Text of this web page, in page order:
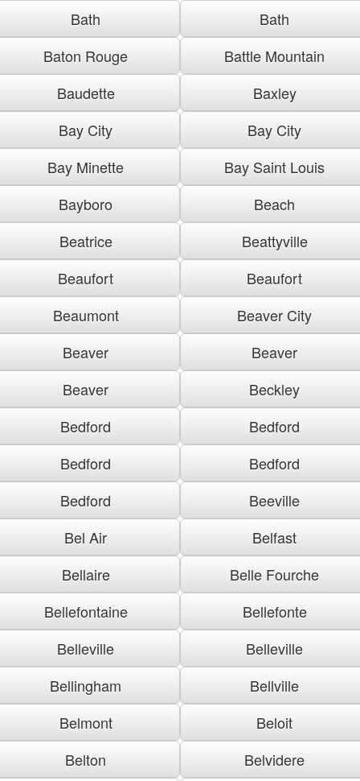
Bath
Bath
Baton Rouge
Battle Mountain
Baudette
Baxley
Bay City
Bay City
Bay Minette
Bay Saint Louis
Bayboro
Beach
Beatrice
Beattyville
Beaufort
Beaufort
Beaumont
Beaver City
Beaver
Beaver
Beaver
Beckley
Bedford
Bedford
Bedford
Bedford
Bedford
Beeville
Bel Air
Belfast
Bellaire
Belle Fourche
Bellefontaine
Bellefonte
Belleville
Belleville
Bellingham
Bellville
Belmont
Beloit
Belton
Belvidere